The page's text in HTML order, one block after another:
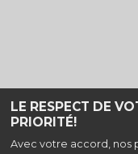
LE RESPECT DE
PRIORITÉ!
Avec votre accord, nos